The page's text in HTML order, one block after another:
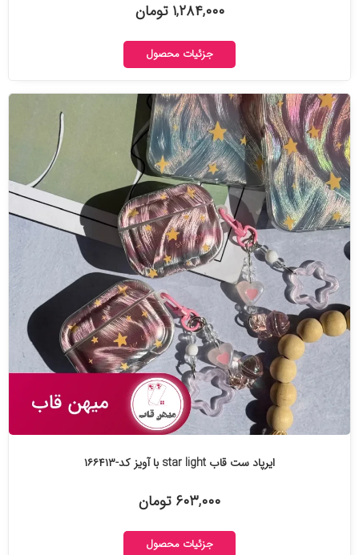
۱,۲۸۴,۰۰۰ تومان
جزئیات محصول
ایرپاد ست قاب star light با آویز کد-۱۶۶۴۱۳
۶۰۳,۰۰۰ تومان
جزئیات محصول